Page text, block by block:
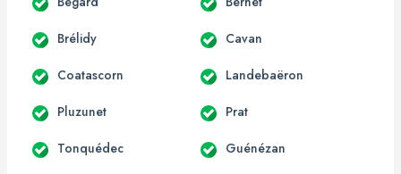
Brélidy Cavan
Coatascorn Landebaëron
Pluzunet Prat
Tonquédec Guénézan